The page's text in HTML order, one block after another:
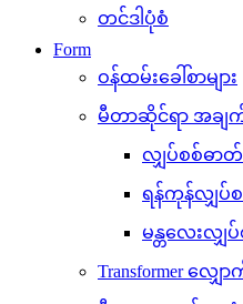
တင်ဒါပုံစံ
Form
ဝန်ထမ်းခေါ်စာများ
မီတာဆိုင်ရာ အခ
လျှပ်စစ်ဓာတ်
ရန်ကုန်လျှပ်စ
မန္တလေးလျှ
Transformer လျှ